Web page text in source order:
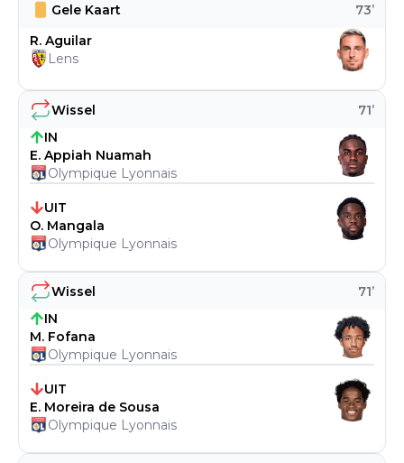
Wissel 71’
IN
M. Fofana
Olympique Lyonnais
UIT
E. Moreira de Sousa
Olympique Lyonnais
Wissel 71’
IN
E. Appiah Nuamah
Olympique Lyonnais
UIT
O. Mangala
Olympique Lyonnais
Gele Kaart 73’
R. Aguilar
Lens